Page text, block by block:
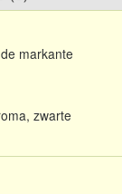
markante
zwarte